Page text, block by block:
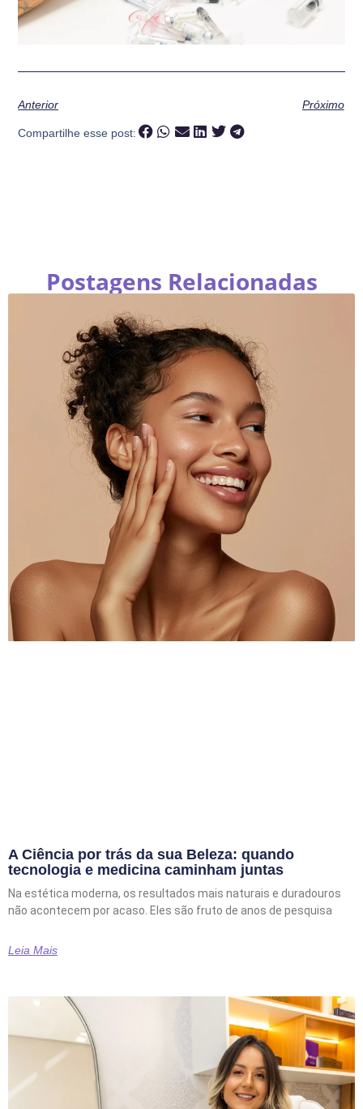
Anterior Próximo
Compartilhe esse post:
Postagens Relacionadas
A Ciência por trás da sua Beleza: quando
tecnologia e medicina caminham juntas
Na estética moderna, os resultados mais naturais e duradouros
não acontecem por acaso. Eles são fruto de anos de pesquisa
Leia Mais